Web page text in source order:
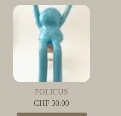
FOLICUS
CHF 30.00